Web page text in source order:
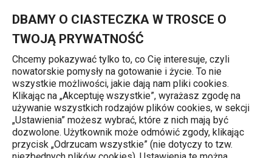
DBAMY O CIASTECZKA W TROSCE O
TWOJĄ PRYWATNOŚĆ
Chcemy pokazywać tylko to, co Cię interesuje, czyli
nowatorskie pomysły na gotowanie i życie. To nie
wszystkie możliwości, jakie dają nam pliki cookies.
Klikając na „Akceptuję wszystkie”, wyrażasz zgodę na
używanie wszystkich rodzajów plików cookies, w sekcji
„Ustawienia” możesz wybrać, które z nich mają być
dozwolone. Użytkownik może odmówić zgody, klikając
przycisk „Odrzucam wszystkie” (nie dotyczy to tzw.
Miski na ciasto
Misa plastikowa DELÍCIA ø 28 cm,
5.0 l